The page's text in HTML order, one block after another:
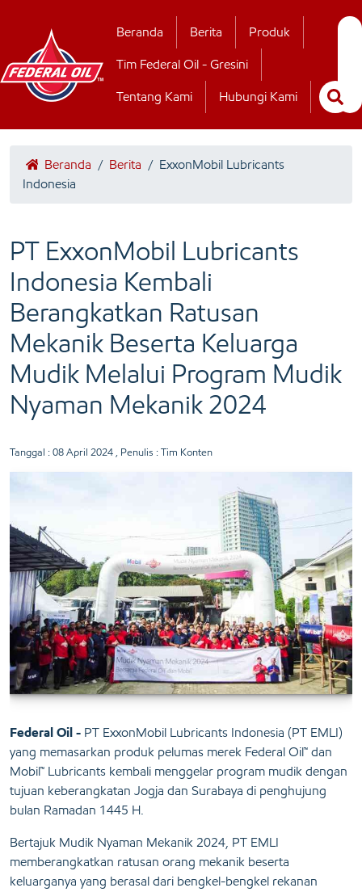
Hubungi Kamii
Beranda Berita Produk
Tim Federal Oil - Gresini
Tentang Kami Hubungi Kami
Beranda / Berita / ExxonMobil Lubricants
Indonesia
PT ExxonMobil Lubricants
Indonesia Kembali
Berangkatkan Ratusan
Mekanik Beserta Keluarga
Mudik Melalui Program Mudik
Nyaman Mekanik 2024
Tanggal : 08 April 2024 , Penulis : Tim Konten
Federal Oil - PT ExxonMobil Lubricants Indonesia (PT EMLI)
yang memasarkan produk pelumas merek Federal Oil™ dan
Mobil™ Lubricants kembali menggelar program mudik dengan
tujuan keberangkatan Jogja dan Surabaya di penghujung
bulan Ramadan 1445 H.
Bertajuk Mudik Nyaman Mekanik 2024, PT EMLI
memberangkatkan ratusan orang mekanik beserta
keluarganya yang berasal dari bengkel-bengkel rekanan